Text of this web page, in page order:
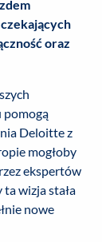
oraz
pomogą
Deloitte z
mogłoby
ekspertów
wizja stała
nowe